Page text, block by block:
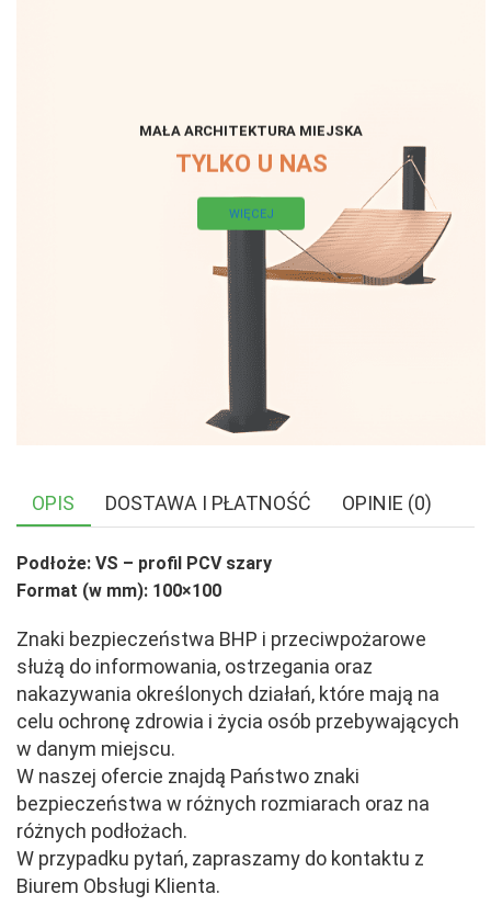
MAŁA ARCHITEKTURA MIEJSKA
TYLKO U NAS
WIĘCEJ
OPIS DOSTAWA I PŁATNOŚĆ OPINIE (0)
Podłoże: VS – profil PCV szary
Format (w mm): 100×100
Znaki bezpieczeństwa BHP i przeciwpożarowe
służą do informowania, ostrzegania oraz
nakazywania określonych działań, które mają na
celu ochronę zdrowia i życia osób przebywających
w danym miejscu.
W naszej ofercie znajdą Państwo znaki
bezpieczeństwa w różnych rozmiarach oraz na
różnych podłożach.
W przypadku pytań, zapraszamy do kontaktu z
Biurem Obsługi Klienta.